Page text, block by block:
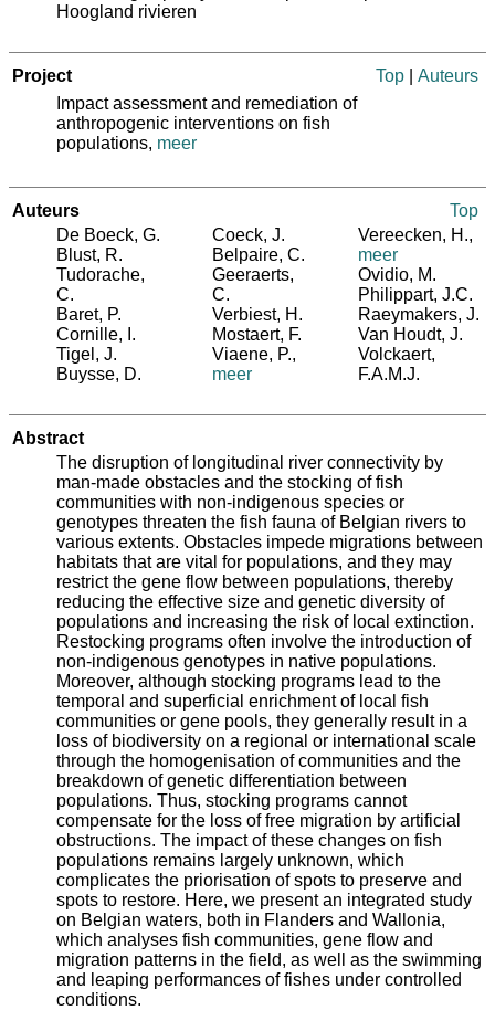
Hoogland rivieren
Project Top
Auteurs
Impact assessment and remediation of
anthropogenic interventions on fish
populations, meer
Auteurs
Top
De Boeck, G.
Blust, R.
Tudorache,
C.
Baret, P.
Cornille, I.
Tigel, J.
Buysse, D.
Coeck, J.
Belpaire, C.
Geeraerts,
C.
Verbiest, H.
Mostaert, F.
Viaene, P.,
meer
Vereecken, H.,
meer
Ovidio, M.
Philippart, J.C.
Raeymakers, J.
Van Houdt, J.
Volckaert,
F.A.M.J.
Abstract
The disruption of longitudinal river connectivity by
man-made obstacles and the stocking of fish
communities with non-indigenous species or
genotypes threaten the fish fauna of Belgian rivers to
various extents. Obstacles impede migrations between
habitats that are vital for populations, and they may
restrict the gene flow between populations, thereby
reducing the effective size and genetic diversity of
populations and increasing the risk of local extinction.
Restocking programs often involve the introduction of
non-indigenous genotypes in native populations.
Moreover, although stocking programs lead to the
temporal and superficial enrichment of local fish
communities or gene pools, they generally result in a
loss of biodiversity on a regional or international scale
through the homogenisation of communities and the
breakdown of genetic differentiation between
populations. Thus, stocking programs cannot
compensate for the loss of free migration by artificial
obstructions. The impact of these changes on fish
populations remains largely unknown, which
complicates the priorisation of spots to preserve and
spots to restore. Here, we present an integrated study
on Belgian waters, both in Flanders and Wallonia,
which analyses fish communities, gene flow and
migration patterns in the field, as well as the swimming
and leaping performances of fishes under controlled
conditions.